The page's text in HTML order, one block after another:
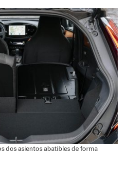
dos asientos abatibles de forma